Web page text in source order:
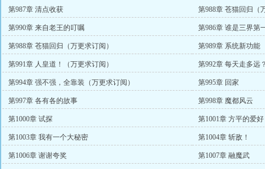
第987章 清点收获 第988章 苍猫回归（
第990章 来自老王的叮嘱 第986章 谁是三界第
第988章 苍猫回归（万更求订阅） 第989章 系统新功能
第991章 人皇道！（万更求订阅） 第992章 每天走多远
第994章 强不强，全靠装（万更求订阅） 第995章 回家
第997章 各有各的故事 第998章 魔都风云
第1000章 试探 第1001章 方平的爱好
第1003章 我有一个大秘密 第1004章 斩敌！
第1006章 谢谢夸奖 第1007章 融魔武